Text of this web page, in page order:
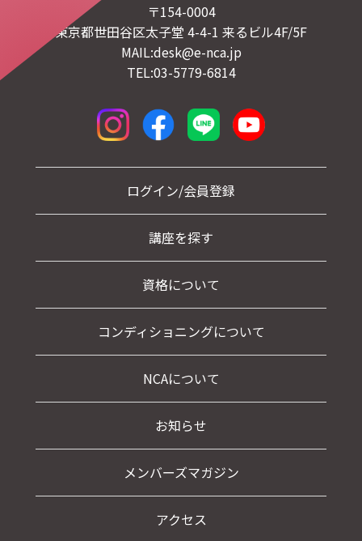
〒154-0004
東京都世田谷区太子堂 4-4-1 来るビル4F/5F
MAIL:desk@e-nca.jp
TEL:03-5779-6814
ログイン/会員登録
講座を探す
資格について
コンディショニングについて
NCAについて
お知らせ
メンバーズマガジン
アクセス